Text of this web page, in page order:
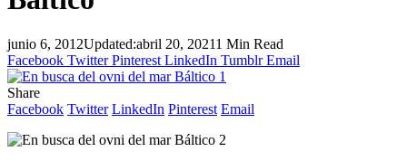
junio 6, 2012Updated:abril 20, 20211 Min Read
Facebook Twitter Pinterest LinkedIn Tumblr Email
Share
Facebook Twitter LinkedIn Pinterest Email